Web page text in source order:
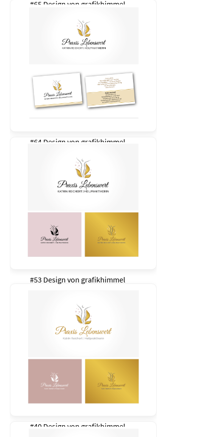
#65 Design von grafikhimmel
#64 Design von grafikhimmel
#53 Design von grafikhimmel
#40 Design von grafikhimmel